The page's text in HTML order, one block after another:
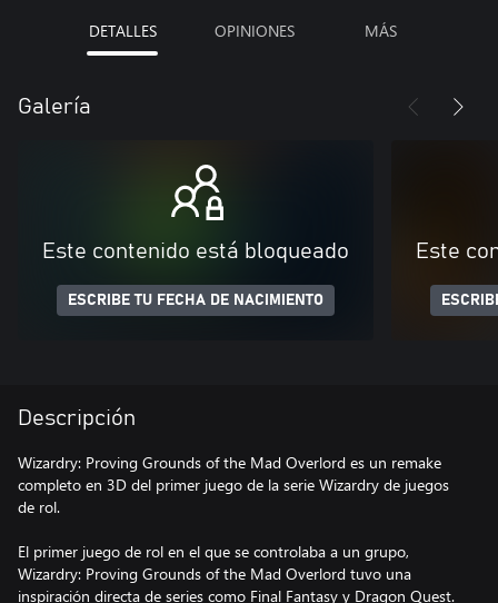
DETALLES OPINIONES MÁS
Galería
Este contenido está bloqueado
ESCRIBE TU FECHA DE NACIMIENTO
Este
Descripción
Wizardry: Proving Grounds of the Mad Overlord es un remake
completo en 3D del primer juego de la serie Wizardry de juegos
de rol.
El primer juego de rol en el que se controlaba a un grupo,
Wizardry: Proving Grounds of the Mad Overlord tuvo una
inspiración directa de series como Final Fantasy y Dragon Quest.